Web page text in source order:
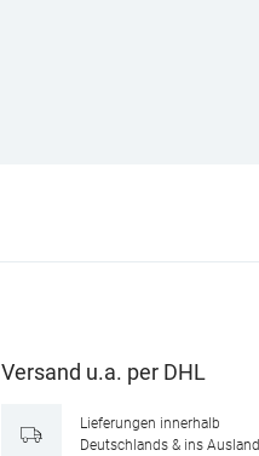
Versand u.a. per DHL
Lieferungen innerhalb
Deutschlands & ins Ausland